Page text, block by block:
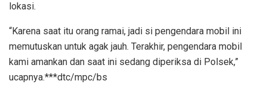
lokasi.
“Karena saat itu orang ramai, jadi si pengendara mobil ini
memutuskan untuk agak jauh. Terakhir, pengendara mobil
kami amankan dan saat ini sedang diperiksa di Polsek,”
ucapnya.***dtc/mpc/bs